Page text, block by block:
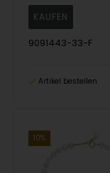
9091443-33-F
Artikel bestellen
10%